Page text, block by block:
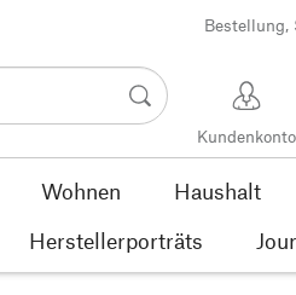
Bestellung,
Kundenkonto
Wohnen Haushalt
Herstellerporträts